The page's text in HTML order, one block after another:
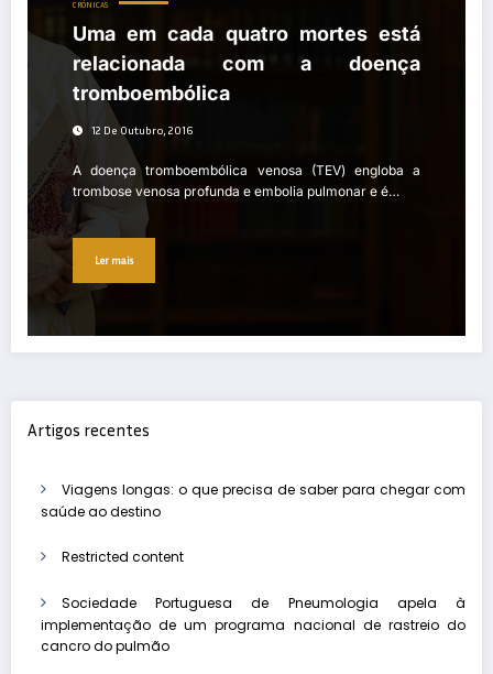
CRÓNICAS
Uma em cada quatro mortes está
relacionada com a doença
tromboembólica
12 De Outubro, 2016
A doença tromboembólica venosa (TEV) engloba a
trombose venosa profunda e embolia pulmonar e é…
Ler mais
Artigos recentes
Viagens longas: o que precisa de saber para chegar com
saúde ao destino
Restricted content
Sociedade Portuguesa de Pneumologia apela à
implementação de um programa nacional de rastreio do
cancro do pulmão